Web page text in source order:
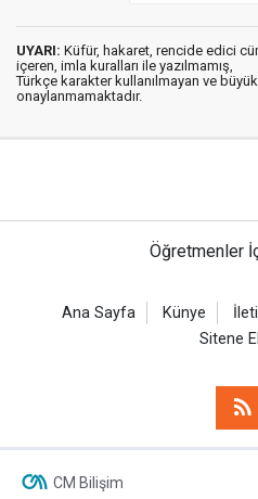
UYARI: Küfür, hakaret, rencide edici
içeren, imla kuralları ile yazılmamış,
Türkçe karakter kullanılmayan ve
onaylanmamaktadır.
Öğretmenler
Ana Sayfa Künye
Sitene
CM Bilişim